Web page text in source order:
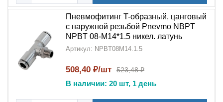
Пневмофитинг T-образный, цанговый
с наружной резьбой Pnevmo NBPT
NPBT 08-M14*1.5 никел. латунь
Артикул: NPBT08M14.1.5
508,40 ₽/шт 523,48 ₽
В наличии: 20 шт, 1 день